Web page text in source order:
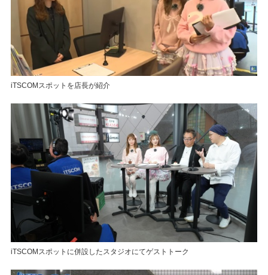
iTSCOMスポットを店長が紹介
iTSCOMスポットに併設したスタジオにてゲストトーク